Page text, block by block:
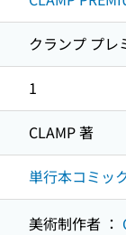
クランプ プレ
1
CLAMP 著
単行本コミッ
美術制作者 ：